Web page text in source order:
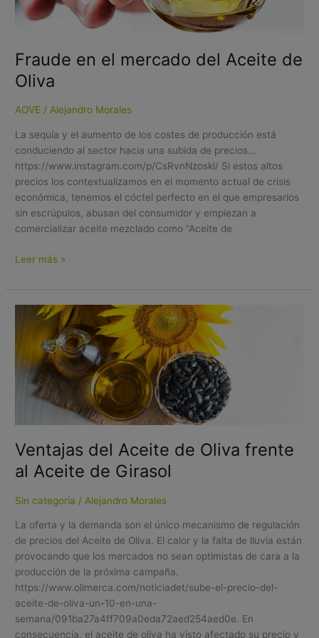
Fraude en el mercado del Aceite de
Oliva
AOVE /Alejandro Morales
La sequía y el aumento de los costes de producción está
conduciendo al sector hacia una subida de precios…
https://www.instagram.com/p/CsRvnNzoskl/ Si estos altos
precios los contextualizamos en el momento actual de crisis
económica, tenemos el cóctel perfecto en el que empresarios
sin escrúpulos, abusan del consumidor y empiezan a
comercializar aceite mezclado como “Aceite de
Leer más »
Ventajas del Aceite de Oliva frente
al Aceite de Girasol
Sin categoría / Alejandro Morales
La oferta y la demanda son el único mecanismo de regulación
de precios del Aceite de Oliva. El calor y la falta de lluvia están
provocando que los mercados no sean optimistas de cara a la
producción de la próxima campaña.
https://www.olimerca.com/noticiadet/sube-el-precio-del-
aceite-de-oliva-un-10-en-una-
semana/091ba27a4ff709a0eda72aed254aed0e. En
consecuencia, el aceite de oliva ha visto afectado su precio y
Ventajas
Aceite
de
Oliva
frente
Girasol